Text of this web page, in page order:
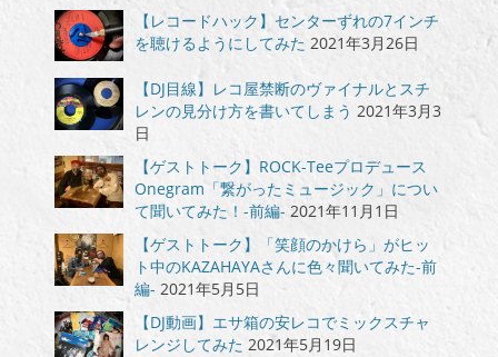
【レコードハック】センターずれの7インチ
を聴けるようにしてみた 2021年3月26日
【DJ目線】レコ屋禁断のヴァイナルとスチ
レンの見分け方を書いてしまう 2021年3月3
日
【ゲストトーク】ROCK-Teeプロデュース
Onegram「繋がったミュージック」につい
て聞いてみた！-前編- 2021年11月1日
【ゲストトーク】「笑顔のかけら」がヒッ
ト中のKAZAHAYAさんに色々聞いてみた-前
編- 2021年5月5日
【DJ動画】エサ箱の安レコでミックスチャ
レンジしてみた 2021年5月19日